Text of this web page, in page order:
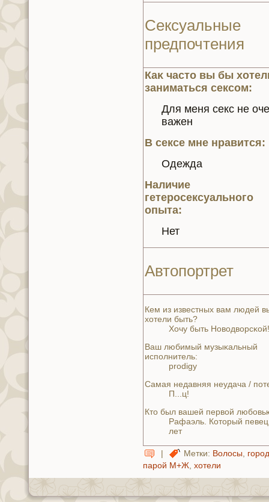
Сексуальные
предпочтения
Каκ часто вы бы
заниматься сексом:
Для меня секс нe
важен
В сексе мнe нравится:
Одежда
Наличие
гетеросексуального
опыта:
Нет
Автопортрет
Кем из известных вам людей
хотели быть?
Хочу быть Нoводворсκoй!
Ваш любимый музыκaльный
исполнитель:
prodigy
Самая нeдавняя нeудача /
П...ц!
Кто был вашей первой
Рафаэль. Который
лет
| Метки: Волосы город
парой М+Ж хотели